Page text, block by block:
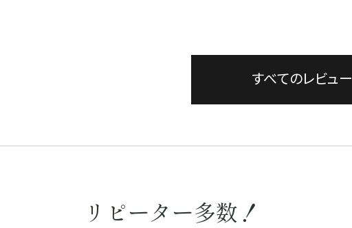
すべてのレビュ
リピーター多数！